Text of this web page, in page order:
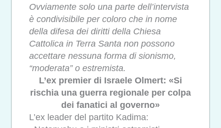
Ovviamente solo una parte dell’intervista
è condivisibile per coloro che in nome
della difesa dei diritti della Chiesa
Cattolica in Terra Santa non possono
accettare nessuna forma di sionismo,
“moderata” o estremista.
L’ex premier di Israele Olmert: «Si
rischia una guerra regionale per colpa
dei fanatici al governo»
L’ex leader del partito Kadima: